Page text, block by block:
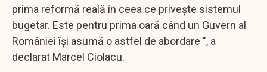
prima reformă reală în ceea ce priveşte sistemul
bugetar. Este pentru prima oară când un Guvern al
României îşi asumă o astfel de abordare ", a
declarat Marcel Ciolacu.